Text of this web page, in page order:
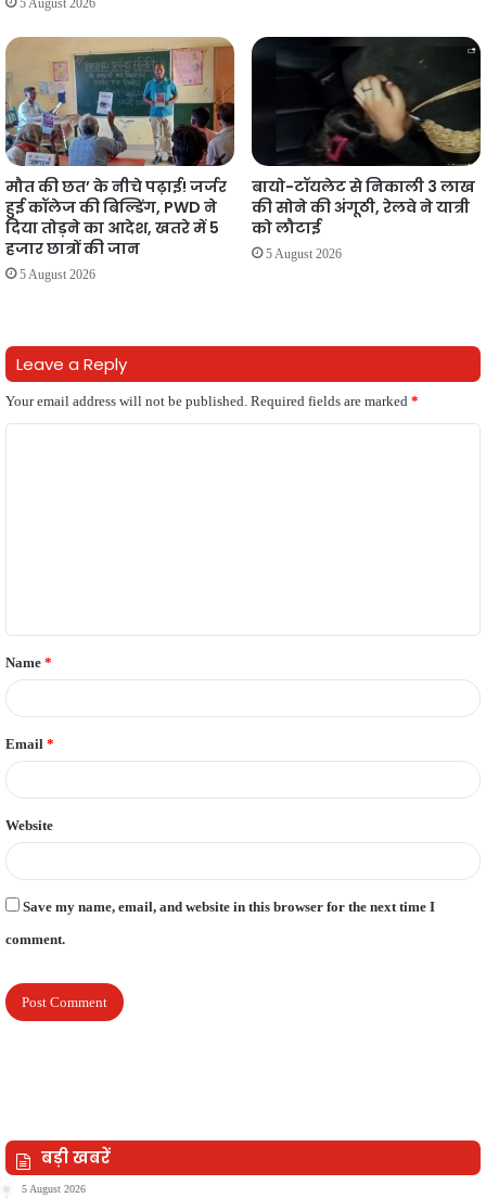
5 August 2026
मौत की छत’ के नीचे पढ़ाई! जर्जर
हुई कॉलेज की बिल्डिंग, PWD ने
दिया तोड़ने का आदेश, खतरे में 5
हजार छात्रों की जान
5 August 2026
बायो-टॉयलेट से निकाली 3 लाख
की सोने की अंगूठी, रेलवे ने यात्री
को लौटाई
5 August 2026
Leave a Reply
Your email address will not be published. Required fields are marked *
t
*
Name *
Email *
Website
Save my name, email, and website in this browser for the next time I
comment.
बड़ी खबरें
5 August 2026